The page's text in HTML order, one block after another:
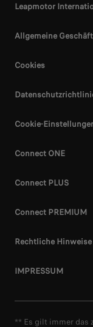
Leapmotor
Allgemeine
Cookies
Cookie-
Connect ONE
Connect PLUS
Connect PREMIUM
Rechtliche Hinweise
IMPRESSUM
** Es gilt immer das